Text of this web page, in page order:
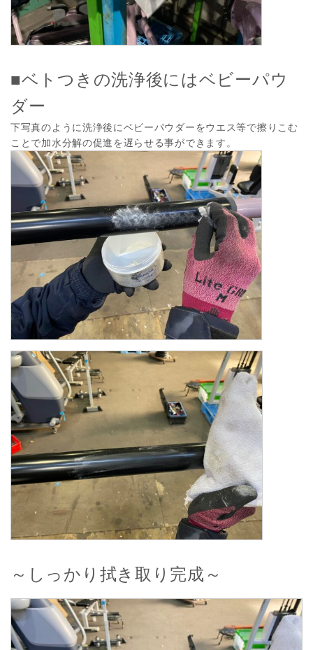
■ベトつきの洗浄後にはベビーパウ
ダー
下写真のように洗浄後にベビーパウダーをウエス等で擦りこむ
ことで加水分解の促進を遅らせる事ができます。
～しっかり拭き取り完成～